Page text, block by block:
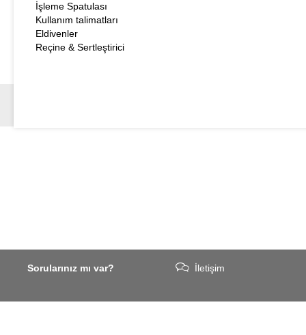
İşleme Spatulası
Kullanım talimatları
Eldivenler
Reçine & Sertleştirici
Sorularınız mı var? İletişim